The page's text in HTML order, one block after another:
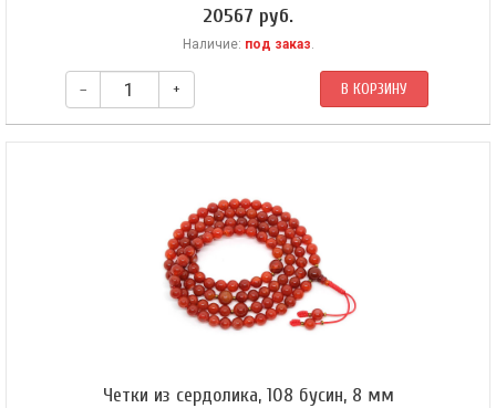
20567 руб.
Наличие: под заказ.
– + В КОРЗИНУ
Буддийские четки из топаза. Четки собраны из 108 бусин на ювелирном
Четки из сердолика, 108 бусин, 8 мм